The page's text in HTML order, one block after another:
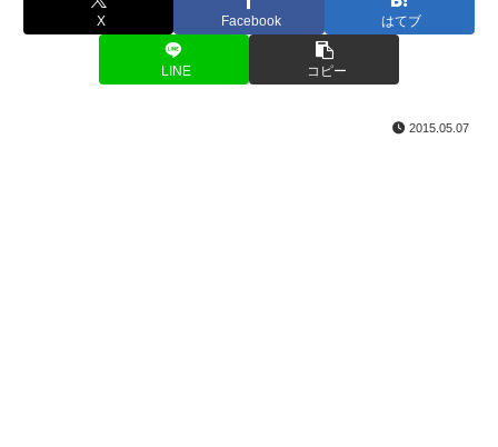
X Facebook はてブ
LINE コピー
2015.05.07